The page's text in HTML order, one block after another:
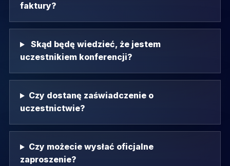
faktury?
Skąd będę wiedzieć, że jestem
uczestnikiem konferencji?
Czy dostanę zaświadczenie o
uczestnictwie?
Czy możecie wysłać oficjalne
zaproszenie?